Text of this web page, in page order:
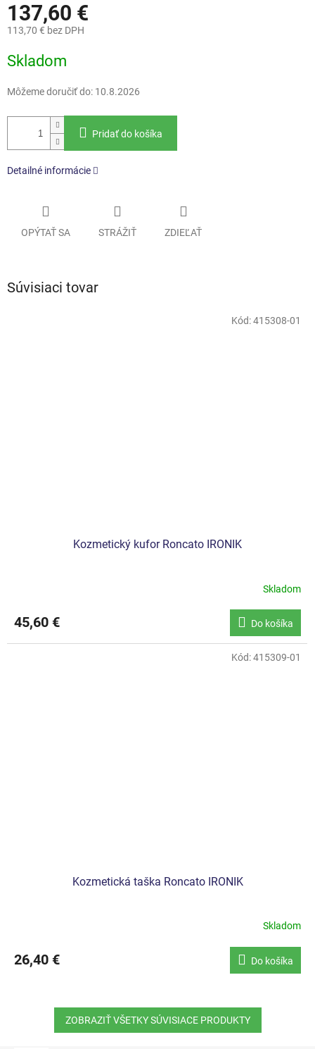
137,60 €
113,70 € bez DPH
cena:
Skladom
Môžeme doručiť do: 10.8.2026
Pridať do košíka
Detailné informácie
OPÝTAŤ SA STRÁŽIŤ ZDIEĽAŤ
Súvisiaci tovar
Kozmetický kufor Roncato IRONIK
Skladom
45,60 € Do košíka
Kód:415308-01
Kozmetická taška Roncato IRONIK
Skladom
26,40 € Do košíka
Kód:415309-01
ZOBRAZIŤ VŠETKY SÚVISIACE PRODUKTY